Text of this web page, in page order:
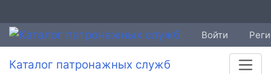
Войти
Каталог патронажных служб